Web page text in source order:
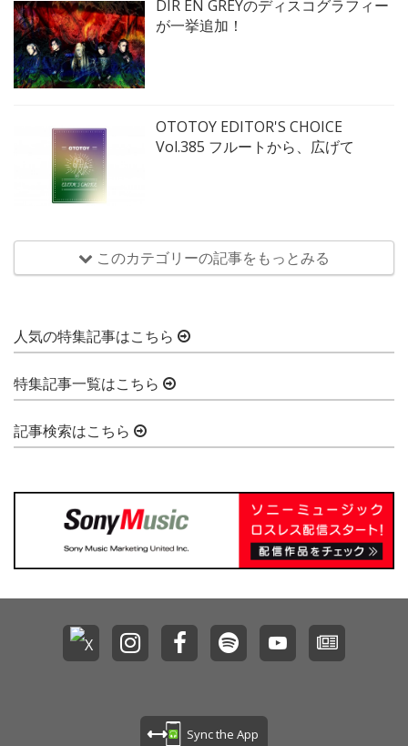
DIR EN GREYのディスコグラフィー
が一挙追加！
OTOTOY EDITOR'S CHOICE
Vol.385 フルートから、広げて
このカテゴリーの記事をもっとみる
人気の特集記事はこちら
特集記事一覧はこちら
記事検索はこちら
Sync the App